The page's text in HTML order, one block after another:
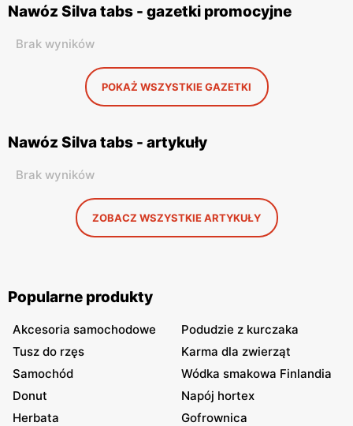
Nawóz Silva tabs - gazetki promocyjne
Brak wyników
POKAŻ WSZYSTKIE GAZETKI
Nawóz Silva tabs - artykuły
Brak wyników
ZOBACZ WSZYSTKIE ARTYKUŁY
Popularne produkty
Akcesoria samochodowe
Podudzie z kurczaka
Tusz do rzęs
Karma dla zwierząt
Samochód
Wódka smakowa Finlandia
Donut
Napój hortex
Herbata
Gofrownica